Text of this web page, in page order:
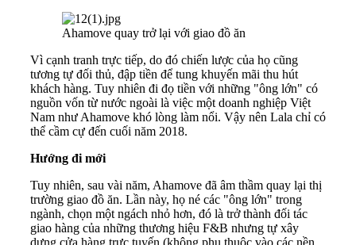
Ahamove quay trở lại với giao đồ ăn
Vì cạnh tranh trực tiếp, do đó chiến lược của họ cũng
tương tự đối thủ, đập tiền để tung khuyến mãi thu hút
khách hàng. Tuy nhiên đi đọ tiền với những "ông lớn" có
nguồn vốn từ nước ngoài là việc một doanh nghiệp Việt
Nam như Ahamove khó lòng làm nổi. Vậy nên Lala chỉ có
thể cầm cự đến cuối năm 2018.
Hướng đi mới
Tuy nhiên, sau vài năm, Ahamove đã âm thầm quay lại thị
trường giao đồ ăn. Lần này, họ né các "ông lớn" trong
ngành, chọn một ngách nhỏ hơn, đó là trở thành đối tác
giao hàng của những thương hiệu F&B nhưng tự xây